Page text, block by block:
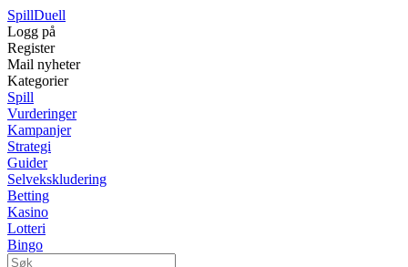
SpillDuell
Logg på
Register
Mail nyheter
Kategorier
Spill
Vurderinger
Kampanjer
Strategi
Guider
Selvekskludering
Betting
Kasino
Lotteri
Bingo